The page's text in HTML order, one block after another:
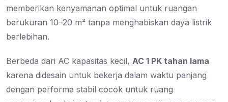
memberikan kenyamanan optimal untuk ruangan
berukuran 10–20 m² tanpa menghabiskan daya listrik
berlebihan.
Berbeda dari AC kapasitas kecil, AC 1 PK tahan lama
karena didesain untuk bekerja dalam waktu panjang
dengan performa stabil cocok untuk ruang